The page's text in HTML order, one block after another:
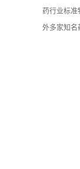
药行业标准
外多家知名